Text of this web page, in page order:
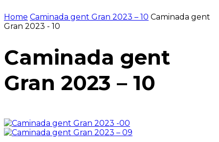
Home Caminada gent Gran 2023 – 10 Caminada gent
Gran 2023 - 10
Caminada gent
Gran 2023 – 10